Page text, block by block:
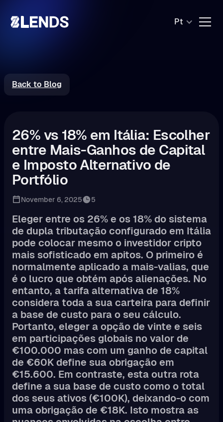
Pt
Back to Blog
26% vs 18% em Itália: Escolher
entre Mais-Ganhos de Capital
e Imposto Alternativo de
Portfólio
November 6, 2025 5
Eleger entre os 26% e os 18% do sistema
de dupla tributação configurado em Itália
pode colocar mesmo o investidor cripto
mais sofisticado em apitos. O primeiro é
normalmente aplicado a mais-valias, que
é o lucro que obtém após alienações. No
entanto, a tarifa alternativa de 18%
considera toda a sua carteira para definir
a base de custo para o seu cálculo.
Portanto, eleger a opção de vinte e seis
em participações globais no valor de
€100.000 mas com um ganho de capital
de €60K define sua obrigação em
€15.600. Em contraste, esta outra rota
define a sua base de custo como o total
dos seus ativos (€100K), deixando-o com
uma obrigação de €18K. Isto mostra as